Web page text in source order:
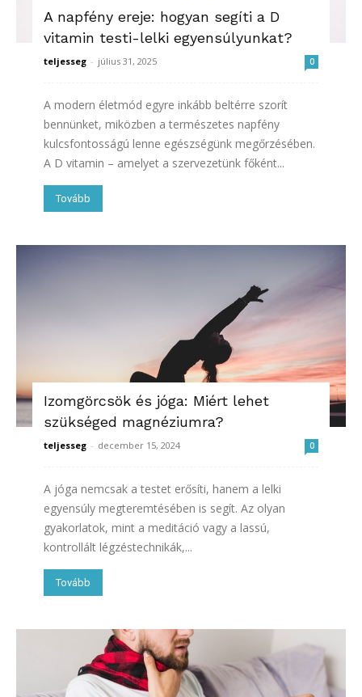
A napfény ereje: hogyan segíti a D
vitamin testi-lelki egyensúlyunkat?
teljesseg - július 31, 2025 0
A modern életmód egyre inkább beltérre szorít
bennünket, miközben a természetes napfény
kulcsfontosságú lenne egészségünk megőrzésében.
A D vitamin – amelyet a szervezetünk főként...
Tovább
Izomgörcsök és jóga: Miért lehet
szükséged magnéziumra?
teljesseg - december 15, 2024 0
A jóga nemcsak a testet erősíti, hanem a lelki
egyensúly megteremtésében is segít. Az olyan
gyakorlatok, mint a meditáció vagy a lassú,
kontrollált légzéstechnikák,...
Tovább